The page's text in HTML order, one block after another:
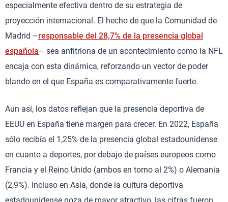
especialmente efectiva dentro de su estrategia de
proyección internacional. El hecho de que la Comunidad de
Madrid –responsable del 28,7% de la presencia global
española– sea anfitriona de un acontecimiento como la NFL
encaja con esta dinámica, reforzando un vector de poder
blando en el que España es comparativamente fuerte.
Aun así, los datos reflejan que la presencia deportiva de
EEUU en España tiene margen para crecer. En 2022, España
sólo recibía el 1,25% de la presencia global estadounidense
en cuanto a deportes, por debajo de países europeos como
Francia y el Reino Unido (ambos en torno al 2%) o Alemania
(2,9%). Incluso en Asia, donde la cultura deportiva